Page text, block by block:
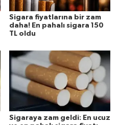
Sigara fiyatlarına bir zam
daha! En pahalı sigara 150
TL oldu
Sigaraya zam geldi: En ucuz